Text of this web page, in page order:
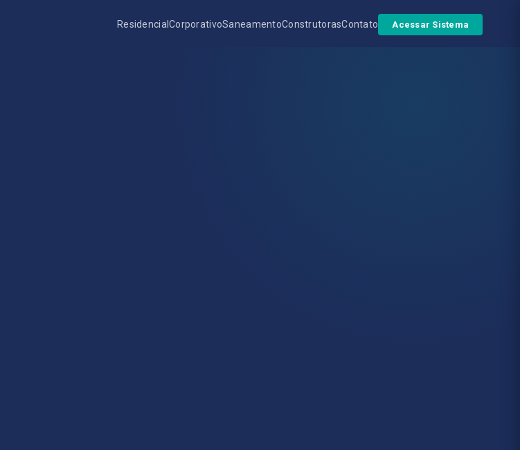
ResidencialCorporativoSaneamentoConstrutorasContato Acessar Sistema